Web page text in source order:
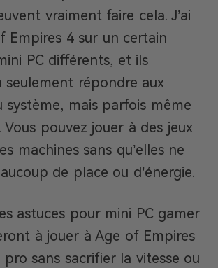
vraiment faire cela. J’ai
Empires 4 sur un certain
PC différents, et ils
seulement répondre aux
système, mais parfois même
Vous pouvez jouer à des jeux
machines sans qu’elles ne
de place ou d’énergie.
astuces pour mini PC gamer
à jouer à Age of Empires
sans sacrifier la vitesse ou